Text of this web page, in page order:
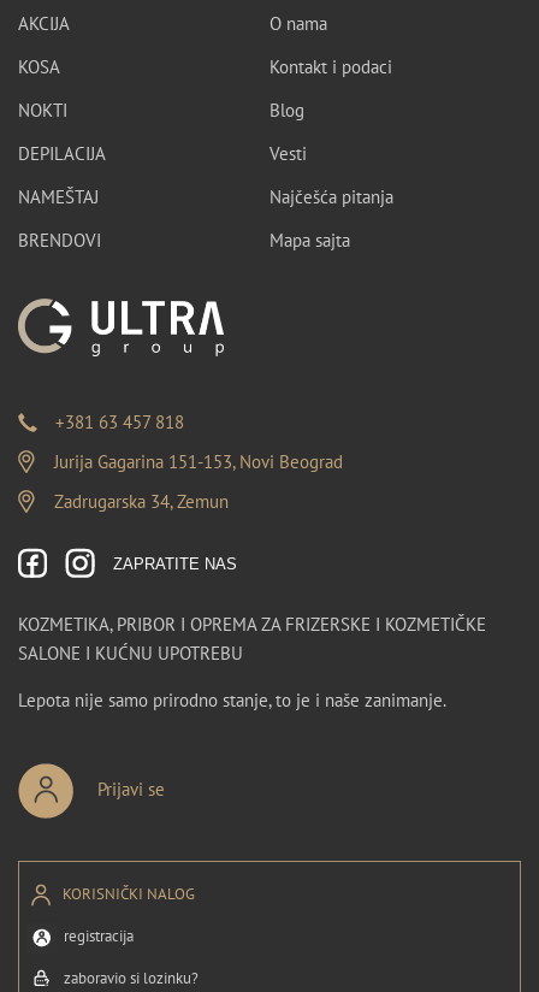
AKCIJA
KOSA
NOKTI
DEPILACIJA
NAMEŠTAJ
BRENDOVI
O nama
Kontakt i podaci
Blog
Vesti
Najčešća pitanja
Mapa sajta
+381 63 457 818
Jurija Gagarina 151-153, Novi Beograd
Zadrugarska 34, Zemun
ZAPRATITE NAS
KOZMETIKA, PRIBOR I OPREMA ZA FRIZERSKE I KOZMETIČKE
SALONE I KUĆNU UPOTREBU
Lepota nije samo prirodno stanje, to je i naše zanimanje.
Prijavi se
KORISNIČKI NALOG
registracija
zaboravio si lozinku?